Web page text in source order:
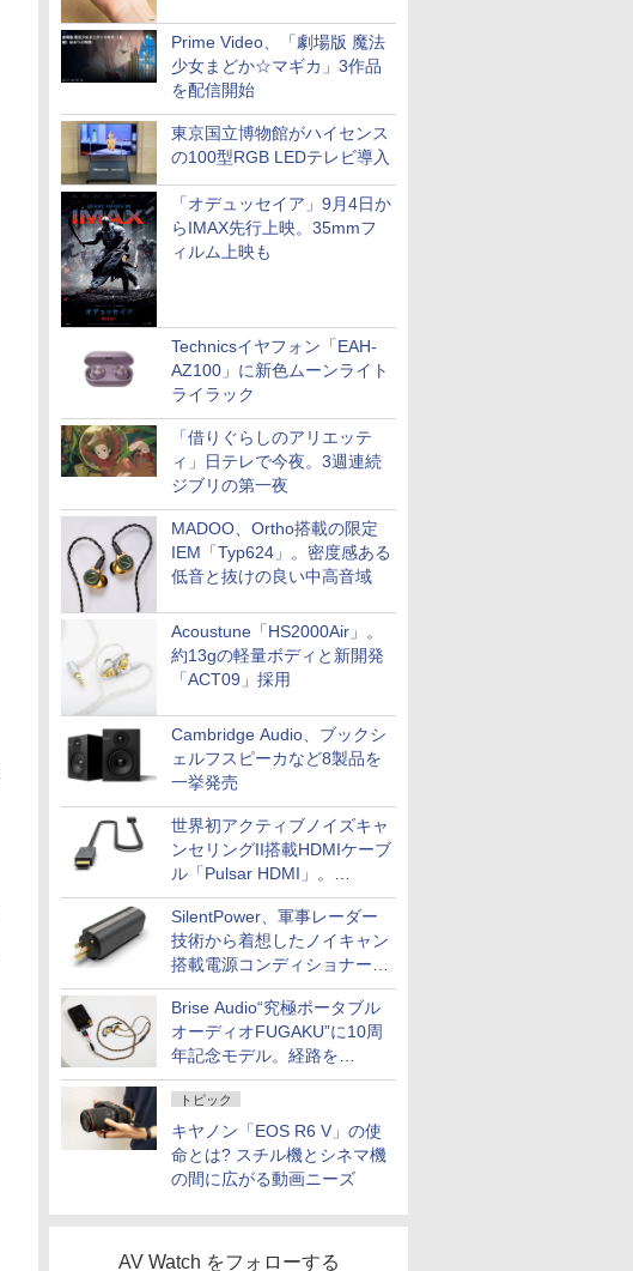
Prime Video、「劇場版 魔法
少女まどか☆マギカ」3作品
を配信開始
東京国立博物館がハイセンス
の100型RGB LEDテレビ導入
「オデュッセイア」9月4日か
らIMAX先行上映。35mmフ
ィルム上映も
Technicsイヤフォン「EAH-
AZ100」に新色ムーンライト
ライラック
「借りぐらしのアリエッテ
ィ」日テレで今夜。3週連続
ジブリの第一夜
MADOO、Ortho搭載の限定
IEM「Typ624」。密度感ある
低音と抜けの良い中高音域
Acoustune「HS2000Air」。
約13gの軽量ボディと新開発
「ACT09」採用
Cambridge Audio、ブックシ
ェルフスピーカなど8製品を
一挙発売
世界初アクティブノイズキャ
ンセリングII搭載HDMIケーブ
ル「Pulsar HDMI」。
SilentPowerから
SilentPower、軍事レーダー
技術から着想したノイキャン
搭載電源コンディショナー
「AC iPurifier2」
Brise Audio“究極ポータブル
オーディオFUGAKU”に10周
年記念モデル。経路を
NISHIKIで統一。400万円
トピック
キヤノン「EOS R6 V」の使
命とは? スチル機とシネマ機
の間に広がる動画ニーズ
AV Watch をフォローする